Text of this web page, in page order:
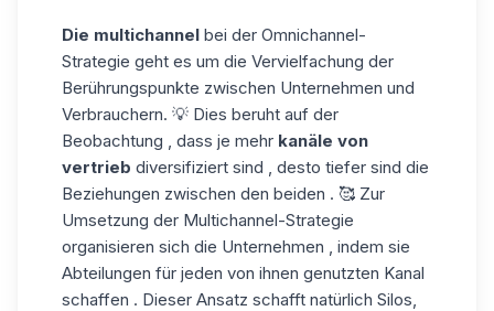
Die multichannel bei der Omnichannel-
Strategie geht es um die Vervielfachung der
Berührungspunkte zwischen Unternehmen und
Verbrauchern. 💡 Dies beruht auf der
Beobachtung , dass je mehr kanäle von
vertrieb diversifiziert sind , desto tiefer sind die
Beziehungen zwischen den beiden . 🥰 Zur
Umsetzung der Multichannel-Strategie
organisieren sich die Unternehmen , indem sie
Abteilungen für jeden von ihnen genutzten Kanal
schaffen . Dieser Ansatz schafft natürlich Silos,